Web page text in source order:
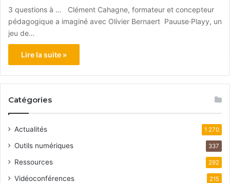
3 questions à … Clément Cahagne, formateur et concepteur
pédagogique a imaginé avec Olivier Bernaert Pauuse·Playy, un
jeu de…
Lire la suite »
Catégories
Actualités 1 270
Outils numériques 337
Ressources 292
Vidéoconférences 215